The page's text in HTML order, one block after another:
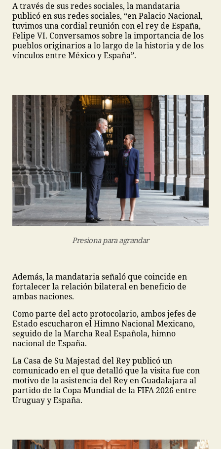
A través de sus redes sociales, la mandataria
publicó en sus redes sociales, “en Palacio Nacional,
tuvimos una cordial reunión con el rey de España,
Felipe VI. Conversamos sobre la importancia de los
pueblos originarios a lo largo de la historia y de los
vínculos entre México y España”.
Presiona para agrandar
Además, la mandataria señaló que coincide en
fortalecer la relación bilateral en beneficio de
ambas naciones.
Como parte del acto protocolario, ambos jefes de
Estado escucharon el Himno Nacional Mexicano,
seguido de la Marcha Real Española, himno
nacional de España.
La Casa de Su Majestad del Rey publicó un
comunicado en el que detalló que la visita fue con
motivo de la asistencia del Rey en Guadalajara al
partido de la Copa Mundial de la FIFA 2026 entre
Uruguay y España.